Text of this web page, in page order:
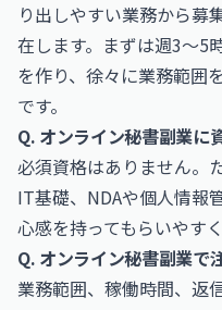
り出しやすい業務から募
在します。まずは週3〜5
を作り、徐々に業務範囲
です。
Q. オンライン秘書副業に
必須資格はありません。
IT基礎、NDAや個人情報
心感を持ってもらいやすく
Q. オンライン秘書副業で
業務範囲、稼働時間、返